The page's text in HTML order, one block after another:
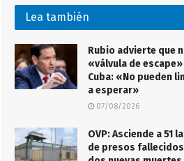
Lea también
Rubio advierte que
«válvula de
Cuba: «No pueden
a esperar»
07/08/2026
OVP: Asciende a 51
de presos